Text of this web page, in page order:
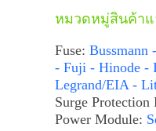
หมวดหมู่สินค้า
Fuse: Bussmann
- Fuji - Hinode -
Legrand/EIA -
Surge Protection
Power Module: